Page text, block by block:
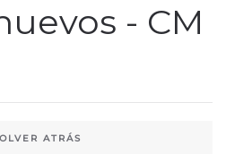
- CM
ATRÁS